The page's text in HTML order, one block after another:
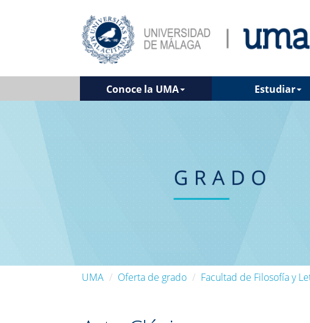
Conoce la UMA Estudiar
UMA Oferta de grado Facultad de Filosofía y